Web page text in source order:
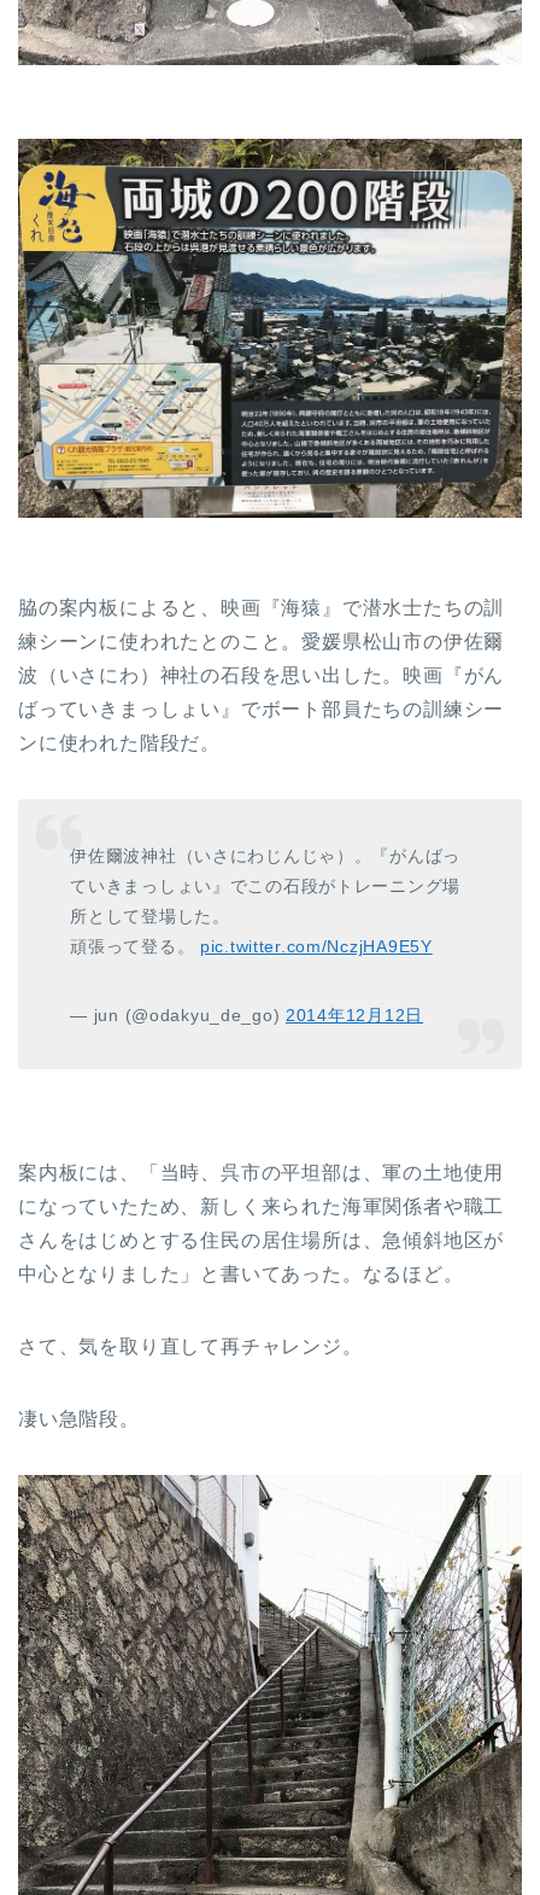
脇の案内板によると、映画『海猿』で潜水士たちの訓
練シーンに使われたとのこと。愛媛県松山市の伊佐爾
波（いさにわ）神社の石段を思い出した。映画『がん
ばっていきまっしょい』でボート部員たちの訓練シー
ンに使われた階段だ。
伊佐爾波神社（いさにわじんじゃ）。『がんばっ
ていきまっしょい』でこの石段がトレーニング場
所として登場した。
頑張って登る。 pic.twitter.com/NczjHA9E5Y
— jun (@odakyu_de_go) 2014年12月12日
案内板には、「当時、呉市の平坦部は、軍の土地使用
になっていたため、新しく来られた海軍関係者や職工
さんをはじめとする住民の居住場所は、急傾斜地区が
中心となりました」と書いてあった。なるほど。
さて、気を取り直して再チャレンジ。
凄い急階段。